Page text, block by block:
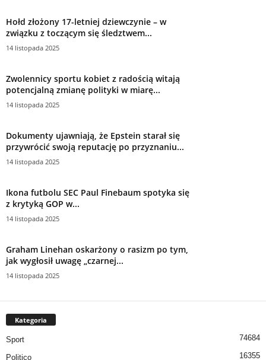
Hołd złożony 17-letniej dziewczynie – w
związku z toczącym się śledztwem...
14 listopada 2025
Zwolennicy sportu kobiet z radością witają
potencjalną zmianę polityki w miarę...
14 listopada 2025
Dokumenty ujawniają, że Epstein starał się
przywrócić swoją reputację po przyznaniu...
14 listopada 2025
Ikona futbolu SEC Paul Finebaum spotyka się
z krytyką GOP w...
14 listopada 2025
Graham Linehan oskarżony o rasizm po tym,
jak wygłosił uwagę „czarnej...
14 listopada 2025
Kategoria
Sport 74684
Politico 16355